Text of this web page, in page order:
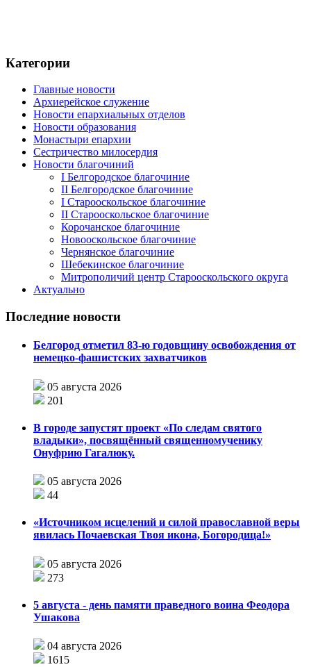
Категории
Главные новости
Архиерейское служение
Новости епархиальных отделов
Новости образования
Монастыри епархии
Сестричество милосердия
Новости благочиний
I Белгородское благочиние
II Белгородское благочиние
I Старооскольское благочиние
II Старооскольское благочиние
Корочанское благочиние
Новооскольское благочиние
Чернянское благочиние
Шебекинское благочиние
Митрополичий центр Старооскольского округа
Актуально
Последние новости
Белгород отметил 83-ю годовщину освобождения от
немецко-фашистских захватчиков
05 августа 2026
201
В городе запустят проект «По следам святого
владыки», посвящённый священномученику
Онуфрию Гагалюку.
05 августа 2026
44
«Источником исцелений и силой православной веры
явилась Почаевская Твоя икона, Богородица!»
05 августа 2026
273
5 августа - день памяти праведного воина Феодора
Ушакова
04 августа 2026
1615